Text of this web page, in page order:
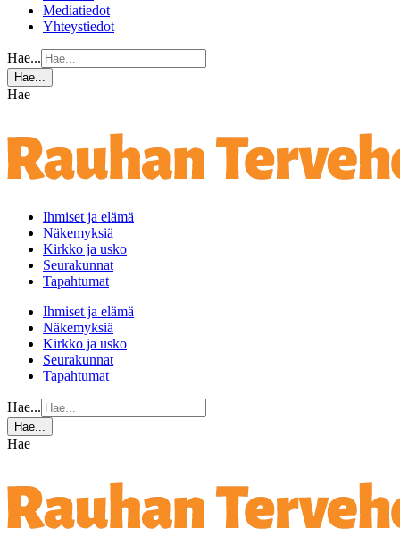
Mediatiedot
Yhteystiedot
Hae...
Hae...
Hae
Ihmiset ja elämä
Näkemyksiä
Kirkko ja usko
Seurakunnat
Tapahtumat
Ihmiset ja elämä
Näkemyksiä
Kirkko ja usko
Seurakunnat
Tapahtumat
Hae...
Hae...
Hae